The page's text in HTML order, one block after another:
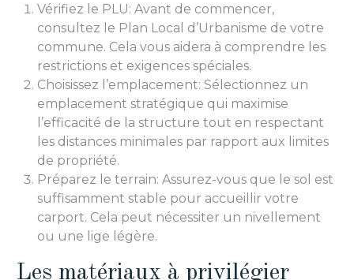
Vérifiez le PLU: Avant de commencer,
consultez le Plan Local d’Urbanisme de votre
commune. Cela vous aidera à comprendre les
restrictions et exigences spéciales.
Choisissez l’emplacement: Sélectionnez un
emplacement stratégique qui maximise
l’efficacité de la structure tout en respectant
les distances minimales par rapport aux limites
de propriété.
Préparez le terrain: Assurez-vous que le sol est
suffisamment stable pour accueillir votre
carport. Cela peut nécessiter un nivellement
ou une lige légère.
Les matériaux à privilégier